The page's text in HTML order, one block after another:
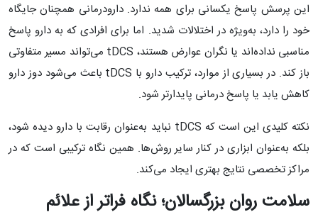
این پرسش پاسخ یکسانی برای همه ندارد. دارودرمانی همچنان جایگاه
خود را دارد، به‌ویژه در اختلالات شدید. اما برای افرادی که به دارو پاسخ
مناسبی نداده‌اند یا نگران عوارض هستند، tDCS می‌تواند مسیر متفاوتی
باز کند. در بسیاری از موارد، ترکیب دارو با tDCS باعث می‌شود دوز دارو
کاهش یابد یا پاسخ درمانی پایدارتر شود.
نکته کلیدی این است که tDCS نباید به‌عنوان رقابت با دارو دیده شود،
بلکه به‌عنوان ابزاری در کنار سایر روش‌ها. همین نگاه ترکیبی است که در
مراکز تخصصی نتایج بهتری ایجاد می‌کند.
سلامت روان بزرگسالان؛ نگاه فراتر از علائم